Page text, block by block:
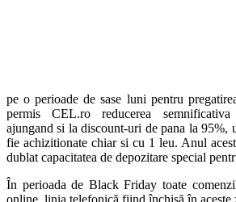
pe o perioade de sase luni pentru
permis CEL.ro reducerea
ajungand si la discount-uri de pana la 95%,
fie achizitionate chiar si cu 1 leu. Anul
dublat capacitatea de depozitare special
În perioada de Black Friday toate
online, linia telefonică fiind închisă în aceste